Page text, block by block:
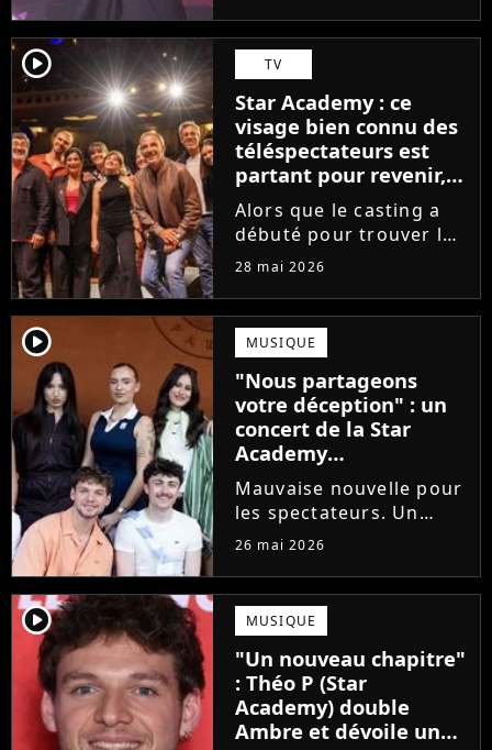
son tout premier single.
Avec Garçon solide, le
chanteur livre une
facette plus fragile de
sa personnalité....
player2 TV
Star Academy : ce
visage bien connu des
téléspectateurs est
partant pour revenir,
sauf que la place est
déjà prise
Alors que le casting a
débuté pour trouver les
prochains Pierre
Ambre, une professeure
emblématique de la Star
Academy se positionne
pour enseigner le chant
aux...
28 mai 2026
player2 MUSIQUE
"Nous partageons
votre déception" : un
concert de la Star
Academy
définitivement annulé
Mauvaise nouvelle pour
les spectateurs. Un
concert de la Star
dernière minute pour
des raisons de santé, ne
sera finalement pas
reprogrammé.
26 mai 2026
player2 MUSIQUE
"Un nouveau chapitre"
: Théo P (Star
Academy) double
Ambre et dévoile un